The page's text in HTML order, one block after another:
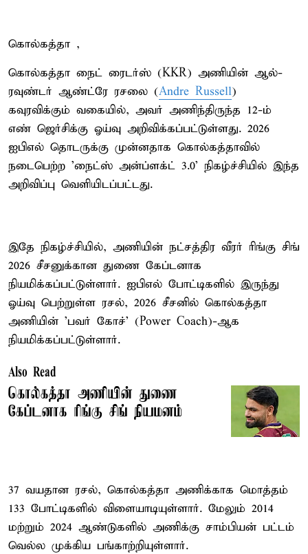
கொல்கத்தா ,
கொல்கத்தா நைட் ரைடர்ஸ் (KKR) அணியின் ஆல்-
ரவுண்டர் ஆண்ட்ரே ரசலை (Andre Russell)
கவுரவிக்கும் வகையில், அவர் அணிந்திருந்த 12-ம்
எண் ஜெர்சிக்கு ஓய்வு அறிவிக்கப்பட்டுள்ளது. 2026
ஐபிஎல் தொடருக்கு முன்னதாக கொல்கத்தாவில்
நடைபெற்ற 'நைட்ஸ் அன்ப்ளக்ட் 3.0' நிகழ்ச்சியில் இந்த
அறிவிப்பு வெளியிடப்பட்டது.
இதே நிகழ்ச்சியில், அணியின் நட்சத்திர வீரர் ரிங்கு சிங்
2026 சீசனுக்கான துணை கேப்டனாக
நியமிக்கப்பட்டுள்ளார். ஐபிஎல் போட்டிகளில் இருந்து
ஓய்வு பெற்றுள்ள ரசல், 2026 சீசனில் கொல்கத்தா
அணியின் 'பவர் கோச்' (Power Coach)-ஆக
நியமிக்கப்பட்டுள்ளார்.
Also Read
கொல்கத்தா அணியின் துணை
கேப்டனாக ரிங்கு சிங் நியமனம்
37 வயதான ரசல், கொல்கத்தா அணிக்காக மொத்தம்
133 போட்டிகளில் விளையாடியுள்ளார். மேலும் 2014
மற்றும் 2024 ஆண்டுகளில் அணிக்கு சாம்பியன் பட்டம்
வெல்ல முக்கிய பங்காற்றியுள்ளார்.